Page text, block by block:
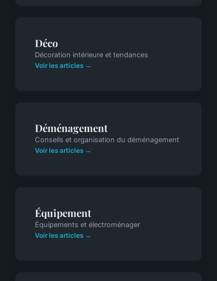
Déco
Décoration intérieure et tendances
Voir les articles →
Déménagement
Conseils et organisation du déménagement
Voir les articles →
Équipement
Équipements et électroménager
Voir les articles →